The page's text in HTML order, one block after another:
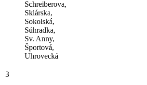
Schreiberova,
Sklárska,
Sokolská,
Súhradka,
Sv. Anny,
Športová,
Uhrovecká
3